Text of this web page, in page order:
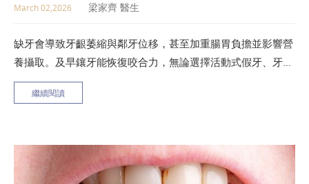
March 02,2026 梁家齊 醫生
缺牙會導致牙齦萎縮與鄰牙位移，甚至加重腸胃負擔並影響營
養攝取。及早鑲牙能恢復咬合力，無論選擇活動式假牙、牙橋
或種牙，都能找回自信笑容。弘道牙科提供專業鑲假牙諮詢，
協助您評估最合適的重建方案，守護全口口腔健康。
繼續閱讀